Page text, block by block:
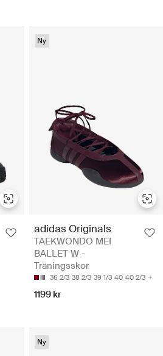
Ny
adidas Originals
TAEKWONDO MEI
BALLET W -
Träningsskor
36 2/3 38 2/3 39 1/3 40 40 2/3
1199 kr
Ny